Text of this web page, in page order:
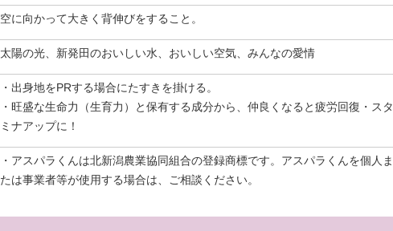
空に向かって大きく背伸びをすること。
太陽の光、新発田のおいしい水、おいしい空気、みんなの愛情
・出身地をPRする場合にたすきを掛ける。
・旺盛な生命力（生育力）と保有する成分から、仲良くなると疲労回復・スタ
ミナアップに！
・アスパラくんは北新潟農業協同組合の登録商標です。アスパラくんを個人ま
たは事業者等が使用する場合は、ご相談ください。